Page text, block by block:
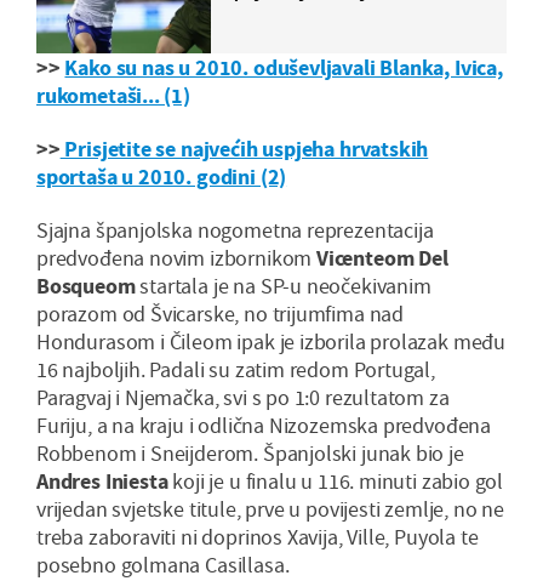
>> Kako su nas u 2010. oduševljavali Blanka, Ivica,
rukometaši... (1)
>> Prisjetite se najvećih uspjeha hrvatskih
sportaša u 2010. godini (2)
Sjajna španjolska nogometna reprezentacija
predvođena novim izbornikom Vicenteom Del
Bosqueomstartala je na SP-u neočekivanim
porazom od Švicarske, no trijumfima nad
Hondurasom i Čileom ipak je izborila prolazak među
16 najboljih. Padali su zatim redom Portugal,
Paragvaj i Njemačka, svi s po 1:0 rezultatom za
Furiju, a na kraju i odlična Nizozemska predvođena
Robbenom i Sneijderom. Španjolski junak bio je
Andres Iniestakoji je u finalu u 116. minuti zabio gol
vrijedan svjetske titule, prve u povijesti zemlje, no ne
treba zaboraviti ni doprinos Xavija, Ville, Puyola te
posebno golmana Casillasa.